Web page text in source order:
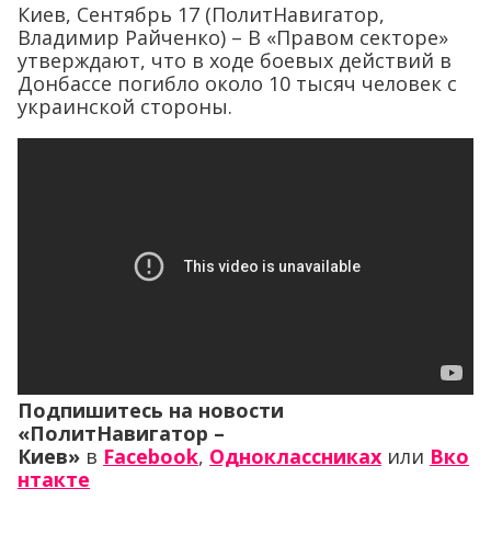
Киев, Сентябрь 17 (ПолитНавигатор,
Владимир Райченко) – В «Правом секторе»
утверждают, что в ходе боевых действий в
Донбассе погибло около 10 тысяч человек с
украинской стороны.
Подпишитесь на новости
«ПолитНавигатор –
Киев» в Facebook, Одноклассниках или Вко
нтакте